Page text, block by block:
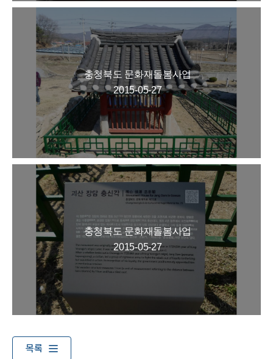
충청북도 문화재돌봄사업
2015-05-27
충청북도 문화재돌봄사업
2015-05-27
목록